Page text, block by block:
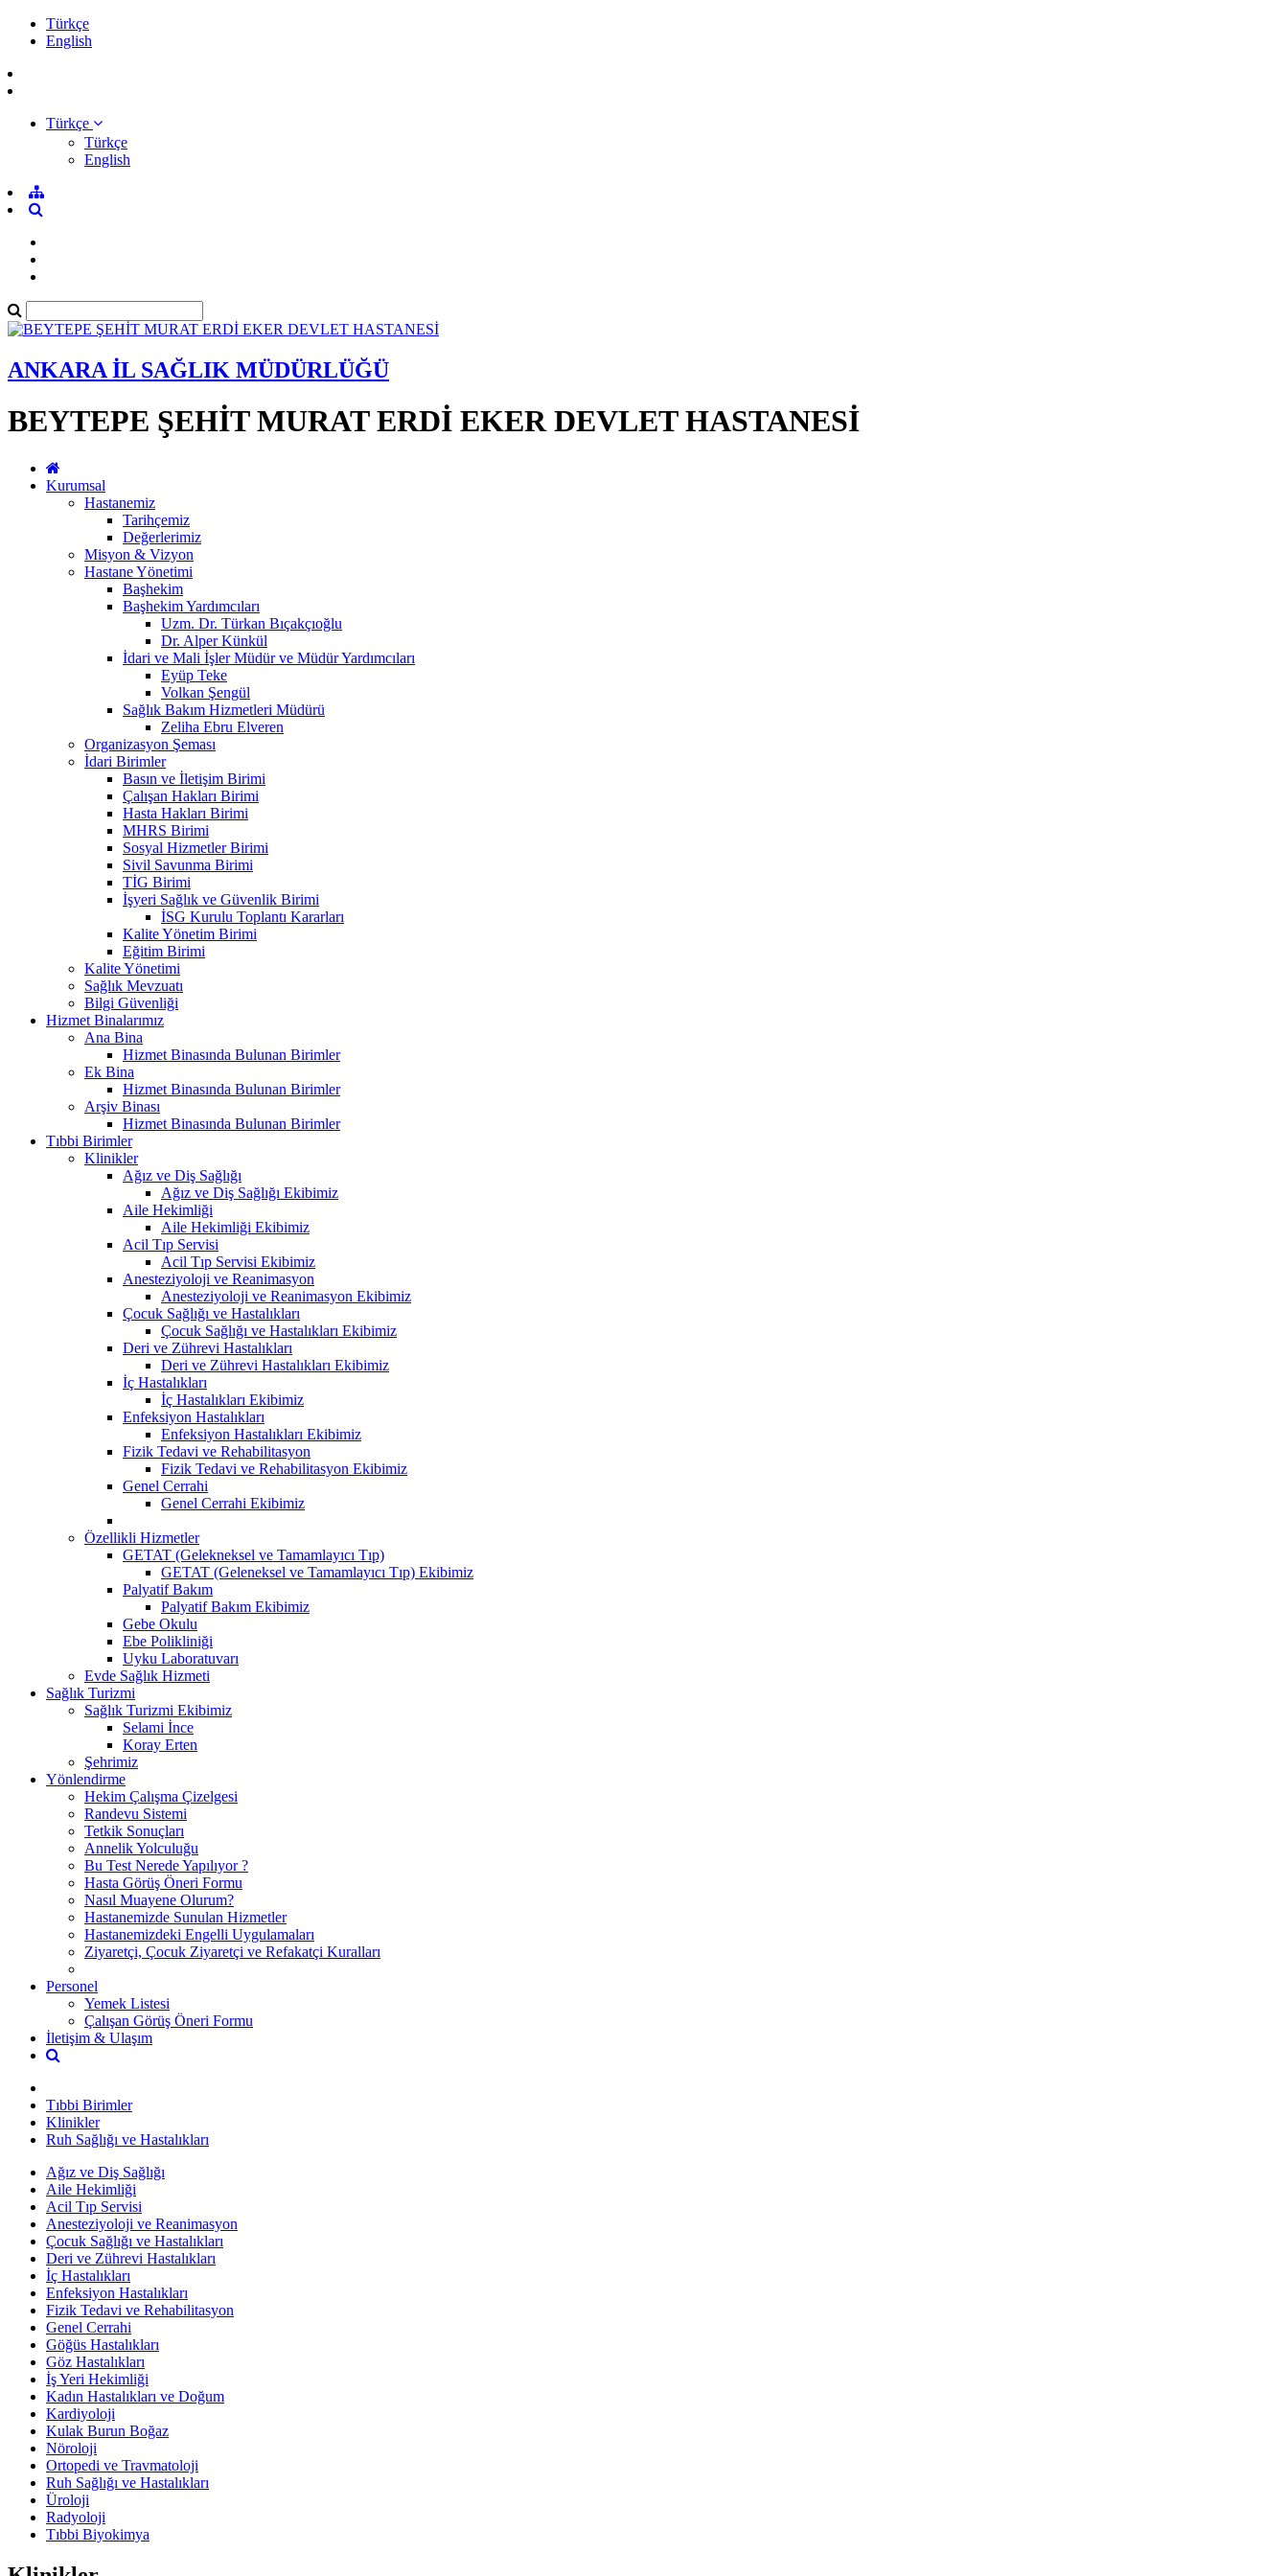
Türkçe
English
Türkçe
Türkçe
English
ANKARA İL SAĞLIK MÜDÜRLÜĞÜ
BEYTEPE ŞEHİT MURAT ERDİ EKER DEVLET HASTANESİ
Kurumsal
Hastanemiz
Tarihçemiz
Değerlerimiz
Misyon & Vizyon
Hastane Yönetimi
Başhekim
Başhekim Yardımcıları
Uzm. Dr. Türkan Bıçakçıoğlu
Dr. Alper Künkül
İdari ve Mali İşler Müdür ve Müdür Yardımcıları
Eyüp Teke
Volkan Şengül
Sağlık Bakım Hizmetleri Müdürü
Zeliha Ebru Elveren
Organizasyon Şeması
İdari Birimler
Basın ve İletişim Birimi
Çalışan Hakları Birimi
Hasta Hakları Birimi
MHRS Birimi
Sosyal Hizmetler Birimi
Sivil Savunma Birimi
TİG Birimi
İşyeri Sağlık ve Güvenlik Birimi
İSG Kurulu Toplantı Kararları
Kalite Yönetim Birimi
Eğitim Birimi
Kalite Yönetimi
Sağlık Mevzuatı
Bilgi Güvenliği
Hizmet Binalarımız
Ana Bina
Hizmet Binasında Bulunan Birimler
Ek Bina
Hizmet Binasında Bulunan Birimler
Arşiv Binası
Hizmet Binasında Bulunan Birimler
Tıbbi Birimler
Klinikler
Ağız ve Diş Sağlığı
Ağız ve Diş Sağlığı Ekibimiz
Aile Hekimliği
Aile Hekimliği Ekibimiz
Acil Tıp Servisi
Acil Tıp Servisi Ekibimiz
Anesteziyoloji ve Reanimasyon
Anesteziyoloji ve Reanimasyon Ekibimiz
Çocuk Sağlığı ve Hastalıkları
Çocuk Sağlığı ve Hastalıkları Ekibimiz
Deri ve Zührevi Hastalıkları
Deri ve Zührevi Hastalıkları Ekibimiz
İç Hastalıkları
İç Hastalıkları Ekibimiz
Enfeksiyon Hastalıkları
Enfeksiyon Hastalıkları Ekibimiz
Fizik Tedavi ve Rehabilitasyon
Fizik Tedavi ve Rehabilitasyon Ekibimiz
Genel Cerrahi
Genel Cerrahi Ekibimiz
Özellikli Hizmetler
GETAT (Gelekneksel ve Tamamlayıcı Tıp)
GETAT (Geleneksel ve Tamamlayıcı Tıp) Ekibimiz
Palyatif Bakım
Palyatif Bakım Ekibimiz
Gebe Okulu
Ebe Polikliniği
Uyku Laboratuvarı
Evde Sağlık Hizmeti
Sağlık Turizmi
Sağlık Turizmi Ekibimiz
Selami İnce
Koray Erten
Şehrimiz
Yönlendirme
Hekim Çalışma Çizelgesi
Randevu Sistemi
Tetkik Sonuçları
Annelik Yolculuğu
Bu Test Nerede Yapılıyor ?
Hasta Görüş Öneri Formu
Nasıl Muayene Olurum?
Hastanemizde Sunulan Hizmetler
Hastanemizdeki Engelli Uygulamaları
Ziyaretçi, Çocuk Ziyaretçi ve Refakatçi Kuralları
Personel
Yemek Listesi
Çalışan Görüş Öneri Formu
İletişim & Ulaşım
Tıbbi Birimler
Klinikler
Ruh Sağlığı ve Hastalıkları
Ağız ve Diş Sağlığı
Aile Hekimliği
Acil Tıp Servisi
Anesteziyoloji ve Reanimasyon
Çocuk Sağlığı ve Hastalıkları
Deri ve Zührevi Hastalıkları
İç Hastalıkları
Enfeksiyon Hastalıkları
Fizik Tedavi ve Rehabilitasyon
Genel Cerrahi
Göğüs Hastalıkları
Göz Hastalıkları
İş Yeri Hekimliği
Kadın Hastalıkları ve Doğum
Kardiyoloji
Kulak Burun Boğaz
Nöroloji
Ortopedi ve Travmatoloji
Ruh Sağlığı ve Hastalıkları
Üroloji
Radyoloji
Tıbbi Biyokimya